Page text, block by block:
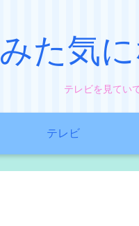
みた気
テレビを見てい
テレビ